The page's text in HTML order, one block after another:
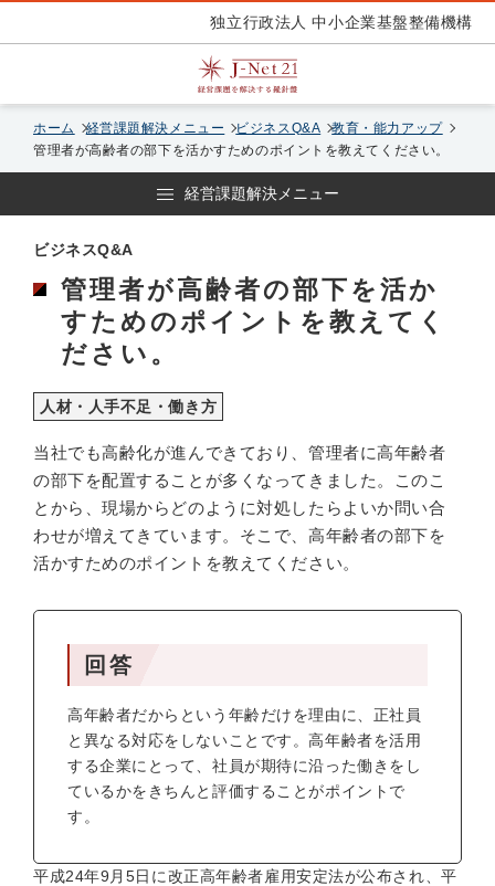
独立行政法人 中小企業基盤整備機構
ホーム 経営課題解決メニュー ビジネスQ&A
教育・能力アップ
管理者が高齢者の部下を活かすためのポイントを教えてください。
経営課題解決メニュー
ビジネスQ&A
管理者が高齢者の部下を活か
すためのポイントを教えてく
ださい。
人材・人手不足・働き方
当社でも高齢化が進んできており、管理者に高年齢者
の部下を配置することが多くなってきました。このこ
とから、現場からどのように対処したらよいか問い合
わせが増えてきています。そこで、高年齢者の部下を
活かすためのポイントを教えてください。
回答
高年齢者だからという年齢だけを理由に、正社員
と異なる対応をしないことです。高年齢者を活用
する企業にとって、社員が期待に沿った働きをし
ているかをきちんと評価することがポイントで
す。
平成24年9月5日に改正高年齢者雇用安定法が公布され、平